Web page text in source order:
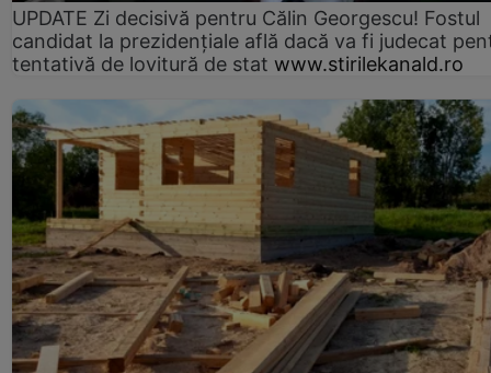
UPDATE Zi decisivă pentru Călin Georgescu! Fostul
candidat la prezidențiale află dacă va fi judecat
tentativă de lovitură de stat www.stirilekanald.ro